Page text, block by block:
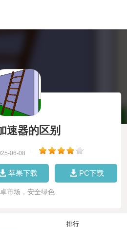
速器的区别
06-08
苹果下载 PC下载
市场，安全绿色
排行